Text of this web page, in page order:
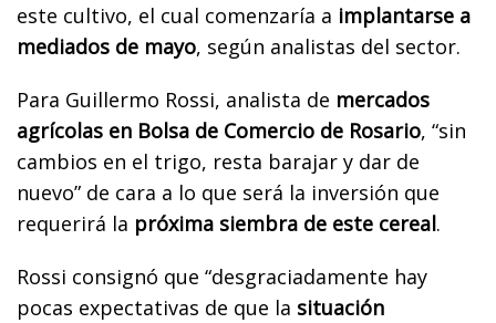
este cultivo, el cual comenzaría a implantarse a
mediados de mayo, según analistas del sector.
Para Guillermo Rossi, analista de mercados
agrícolas en Bolsa de Comercio de Rosario, “sin
cambios en el trigo, resta barajar y dar de
nuevo” de cara a lo que será la inversión que
requerirá la próxima siembra de este cereal.
Rossi consignó que “desgraciadamente hay
pocas expectativas de que la situación